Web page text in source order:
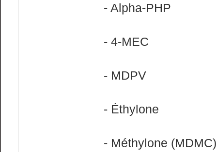
- Alpha-PHP
- 4-MEC
- MDPV
- Éthylone
- Méthylone (MDMC)